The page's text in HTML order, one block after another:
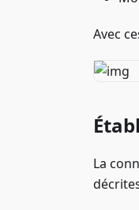
Avec
La